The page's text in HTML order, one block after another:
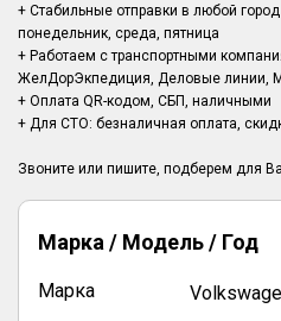
+ Стабильные отправки в любой
понедельник, среда, пятница
+ Работаем с транспортными
ЖелДорЭкпедиция, Деловые линии,
+ Оплата QR-кодом, СБП, наличными
+ Для СТО: безналичная оплата,
Марка / Модель / Год
Марка